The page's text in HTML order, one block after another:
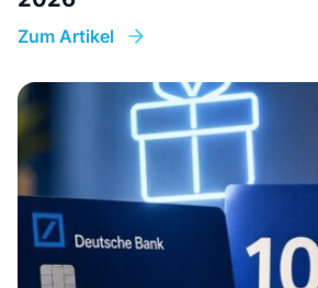
Zum Artikel